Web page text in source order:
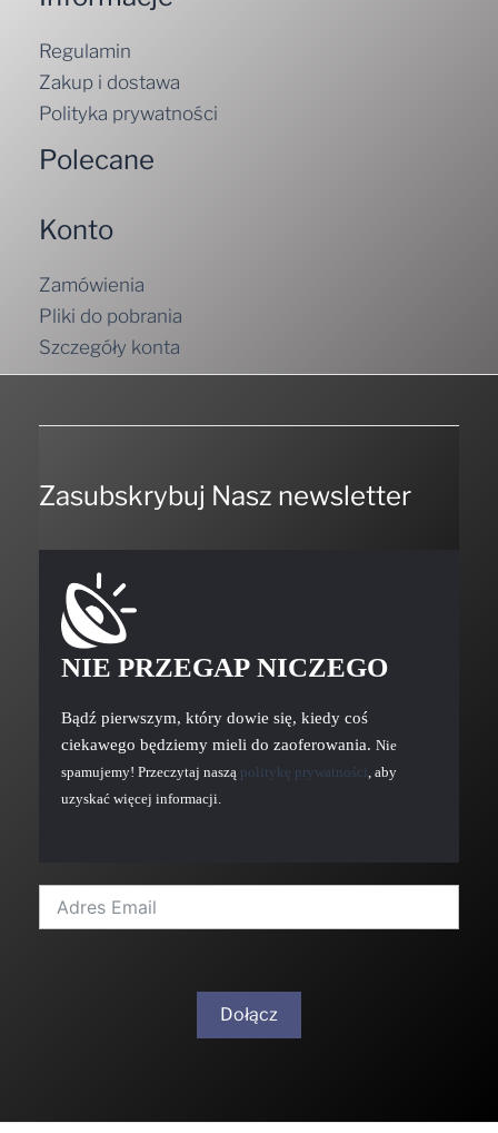
Regulamin
Zakup i dostawa
Polityka prywatności
Polecane
Konto
Zamówienia
Pliki do pobrania
Szczegóły konta
Zasubskrybuj Nasz newsletter
NIE PRZEGAP NICZEGO
Bądź pierwszym, który dowie się, kiedy coś
ciekawego będziemy mieli do zaoferowania. Nie
spamujemy! Przeczytaj naszą politykę prywatności, aby
uzyskać więcej informacji.
Dołącz